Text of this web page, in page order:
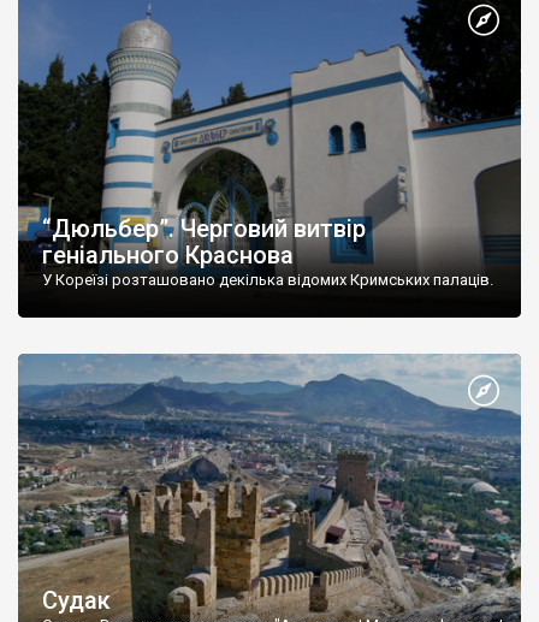
“Дюльбер”. Черговий витвір
геніального Краснова
У Кореїзі розташовано декілька відомих Кримських палаців.
Судак